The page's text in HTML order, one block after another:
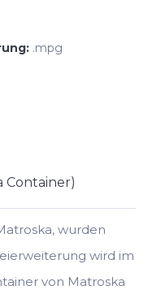
.mpg
Container)
wurden
wird im
von Matroska